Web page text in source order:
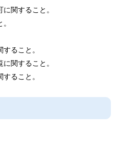
関すること。
ること。
関すること。
ること。